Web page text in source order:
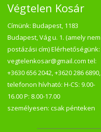
Végtelen Kosár
Címünk: Budapest, 1183
Budapest, Vág u. 1. (amely nem
postázási cím) Elérhetőségünk:
vegtelenkosar@gmail.com tel:
+3630 656 2042, +3620 286 6890,
telefonon hívható: H-CS: 9.00-
16.00 P: 8.00-17.00
személyesen: csak pénteken